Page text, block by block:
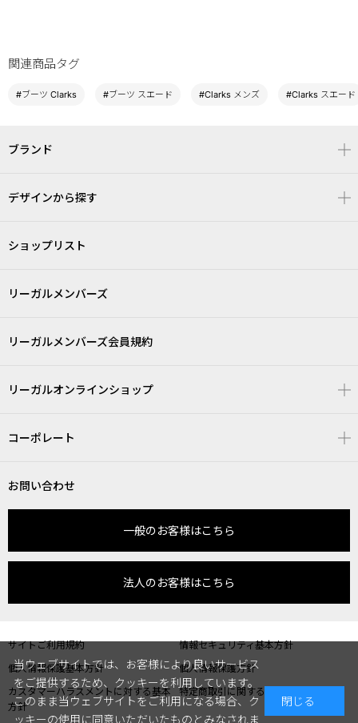
関連商品タグ
#ブーツ Clarks #ブーツ スエード #Clarks メンズ #Clarks スエード
ブランド
デザインから探す
ショップリスト
リーガルメンバーズ
リーガルメンバーズ会員規約
リーガルオンラインショップ
コーポレート
お問い合わせ
一般のお客様はこちら
法人のお客様はこちら
サイトご利用規約
情報セキュリティ基本方針
個人情報保護基本方針
個人情報保護方針
カスタマーハラスメントに対する基本
方針
特定商取引に関する表記
当ウェブサイトでは、お客様により良いサービス
をご提供するため、クッキーを利用しています。
このまま当ウェブサイトをご利用になる場合、ク
ッキーの使用に同意いただいたものとみなされま
閉じる